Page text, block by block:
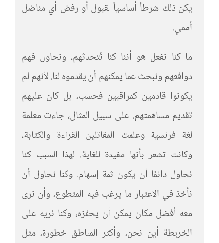
يكن ذلك شرطاً أساسياً لقبول أو رفض أي مناضل
أممي.
ما كنا نفعل هو أننا كنا نُتحدثهم، ونحاول فهم
دوافعهم ونبحث عما يمكنهم أن يقدموه لنا. لأنهم لم
يكونوا قادمين كمراقبين فحسب، بل كان عليهم
تقديم مساهمتهم. على سبيل المثال، جاءت معلمة
لغة فرنسية وعلمت المقاتلين القراءة والكتابة،
وكانت تشعر بأنها مفيدة للغاية. لهذا السبب كنا
نحاول دائمًا أن يكون ثمة إسهام. وكنا نحاول أن
نأخذ في الاعتبار ما يرغب فيه المتطوع، وأن نرى
معه أفضل مكان يمكن أن يحفزه، وكنا نريه على
الخريطة أين نحن، وأكثر المناطق خطورة، مثل